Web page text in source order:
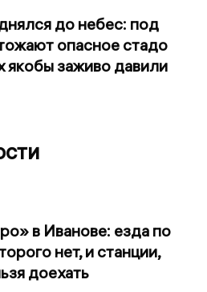
до небес: под
опасное стадо
якобы заживо давили
в Иванове: езда по
нет, и станции,
доехать